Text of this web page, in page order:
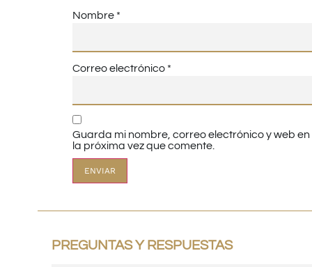
Nombre *
Correo electrónico *
Guarda mi nombre, correo electrónico y web
la próxima vez que comente.
PREGUNTAS Y RESPUESTAS